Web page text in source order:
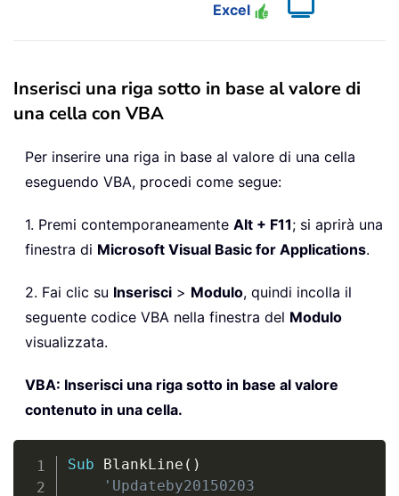
Excel
Inserisci una riga sotto in base al valore di
una cella con VBA
Per inserire una riga in base al valore di una cella
eseguendo VBA, procedi come segue:
1. Premi contemporaneamente Alt + F11; si aprirà una
finestra di Microsoft Visual Basic for Applications.
2. Fai clic su Inserisci > Modulo, quindi incolla il
seguente codice VBA nella finestra del Modulo
visualizzata.
VBA: Inserisci una riga sotto in base al valore
contenuto in una cella.
Sub BlankLine ( )
'Updateby20150203